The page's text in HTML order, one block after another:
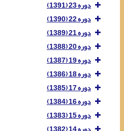
دوره 23 (1391)
دوره 22 (1390)
دوره 21 (1389)
دوره 20 (1388)
دوره 19 (1387)
دوره 18 (1386)
دوره 17 (1385)
دوره 16 (1384)
دوره 15 (1383)